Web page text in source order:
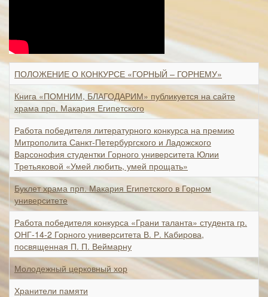
ПОЛОЖЕНИЕ О КОНКУРСЕ «ГОРНЫЙ – ГОРНЕМУ»
Книга «ПОМНИМ, БЛАГОДАРИМ» публикуется на сайте
храма прп. Макария Египетского
Работа победителя литературного конкурса на премию
Митрополита Санкт-Петербургского и Ладожского
Варсонофия студентки Горного университета Юлии
Третьяковой «Умей любить, умей прощать»
Буклет храма прп. Макария Египетского в Горном
университете
Работа победителя конкурса «Грани таланта» студента гр.
ОНГ-14-2 Горного университета В. Р. Кабирова,
посвященная П. П. Веймарну
Молодежный церковный хор
Хранители памяти